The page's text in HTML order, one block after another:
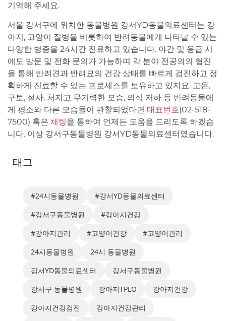
기억해 주세요.
서울 강서구에 위치한 동물병원 강서YD동물의료센터는 강
아지, 고양이 질병을 비롯하여 반려동물에게 나타날 수 있는
다양한 병증을 24시간 진료하고 있습니다. 야간 및 응급 시
에도 방문 및 전화 문의가 가능하며 각 분야 전공의의 협진
을 통해 반려견과 반려묘의 건강 상태를 빠르게 검진하고 정
확하게 진료할 수 있는 프로세스를 보유하고 있지요. 고온,
구토, 설사, 처지고 무기력한 모습, 의식 저하 등 반려동물에
게 평소와 다른 모습들이 관찰되었다면 대표번호(02-518-
7500) 혹은 채팅을 통하여 언제든 도움을 드리도록 하겠습
니다. 이상 강서구동물병원 강서YD동물의료센터였습니다.
태그
#24시동물병원
#강서YD동물의료센터
#강서구동물병원
#강아지건강
#강아지관리
#고양이건강
#고양이관리
24시동물병원
24시 동물병원
강서YD동물의료센터
강서구동물병원
강서구 동물병원
강아지TPLO
강아지건강
강아지건강검진
강아지건강관리